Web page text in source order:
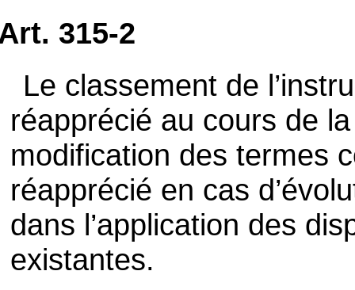
315-2
Le classement de
réapprécié au cours de
modification des termes
réapprécié en cas
dans l’application des
existantes.